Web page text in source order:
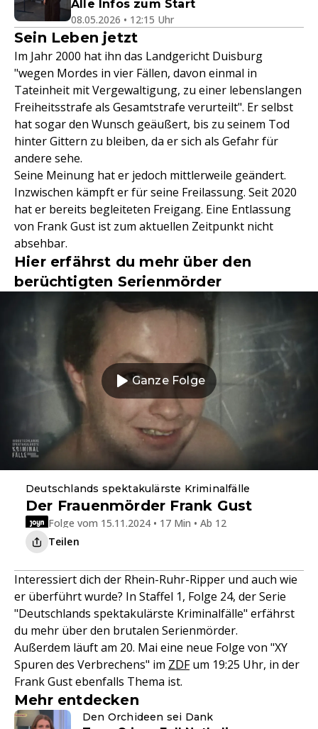
Alle Infos zum Start
08.05.2026 • 12:15 Uhr
Sein Leben jetzt
Im Jahr 2000 hat ihn das Landgericht Duisburg
"wegen Mordes in vier Fällen, davon einmal in
Tateinheit mit Vergewaltigung, zu einer lebenslangen
Freiheitsstrafe als Gesamtstrafe verurteilt". Er selbst
hat sogar den Wunsch geäußert, bis zu seinem Tod
hinter Gittern zu bleiben, da er sich als Gefahr für
andere sehe.
Seine Meinung hat er jedoch mittlerweile geändert.
Inzwischen kämpft er für seine Freilassung. Seit 2020
hat er bereits begleiteten Freigang. Eine Entlassung
von Frank Gust ist zum aktuellen Zeitpunkt nicht
absehbar.
Hier erfährst du mehr über den
berüchtigten Serienmörder
Ganze Folge
Deutschlands spektakulärste Kriminalfälle
Der Frauenmörder Frank Gust
Folge vom 15.11.2024 • 17 Min • Ab 12
Teilen
Interessiert dich der Rhein-Ruhr-Ripper und auch wie
er überführt wurde? In Staffel 1, Folge 24, der Serie
"Deutschlands spektakulärste Kriminalfälle" erfährst
du mehr über den brutalen Serienmörder.
Außerdem läuft am 20. Mai eine neue Folge von "XY
Spuren des Verbrechens" im ZDFum 19:25 Uhr, in der
Frank Gust ebenfalls Thema ist.
Mehr entdecken
Den Orchideen sei Dank